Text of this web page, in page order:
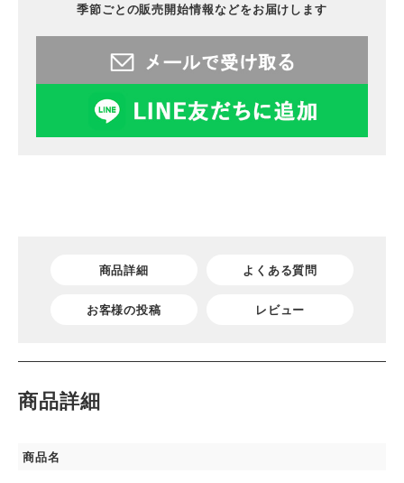
季節ごとの販売開始情報などをお届けします
商品詳細 よくある質問
お客様の投稿 レビュー
商品詳細
商品名